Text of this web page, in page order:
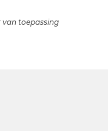
van toepassing